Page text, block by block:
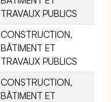
TRAVAUX PUBLICS
CONSTRUCTION,
BÂTIMENT ET
TRAVAUX PUBLICS
CONSTRUCTION,
BÂTIMENT ET